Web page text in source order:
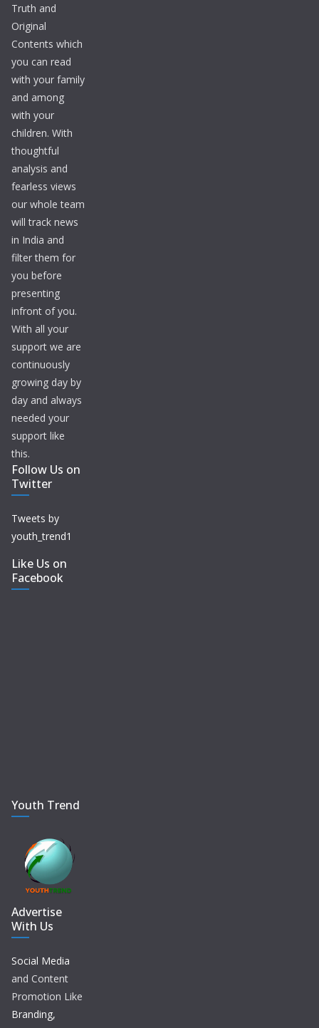
Truth and
Original
Contents which
you can read
with your family
and among
with your
children. With
thoughtful
analysis and
fearless views
our whole team
will track news
in India and
filter them for
you before
presenting
infront of you.
With all your
support we are
continuously
growing day by
day and always
needed your
support like
this.
Follow Us on
Twitter
Tweets by
youth_trend1
Like Us on
Facebook
Youth Trend
Advertise
With Us
Social Media
and Content
Promotion Like
Branding,